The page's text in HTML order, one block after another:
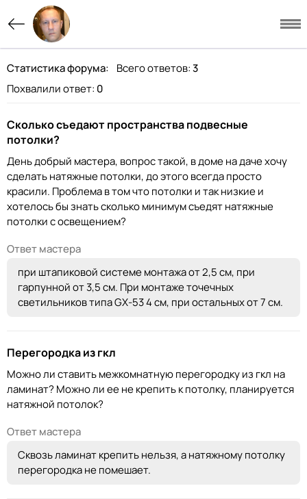
Статистика форума: Всего ответов:3
Похвалили ответ: 0
Сколько съедают пространства подвесные
потолки?
День добрый мастера, вопрос такой, в доме на даче хочу
сделать натяжные потолки, до этого всегда просто
красили. Проблема в том что потолки и так низкие и
хотелось бы знать сколько минимум съедят натяжные
потолки с освещением?
Ответ мастера
при штапиковой системе монтажа от 2,5 см, при
гарпунной от 3,5 см. При монтаже точечных
светильников типа GX-53 4 см, при остальных от 7 см.
Перегородка из гкл
Можно ли ставить межкомнатную перегородку из гкл на
ламинат? Можно ли ее не крепить к потолку, планируется
натяжной потолок?
Ответ мастера
Сквозь ламинат крепить нельзя, а натяжному потолку
перегородка не помешает.